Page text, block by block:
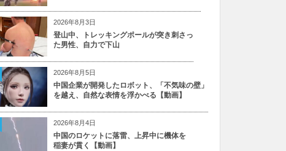
2026年8月3日
登山中、トレッキングポールが突き刺さっ
た男性、自力で下山
2026年8月5日
中国企業が開発したロボット、「不気味の壁」
を越え、自然な表情を浮かべる【動画】
2026年8月4日
中国のロケットに落雷、上昇中に機体を
稲妻が貫く【動画】